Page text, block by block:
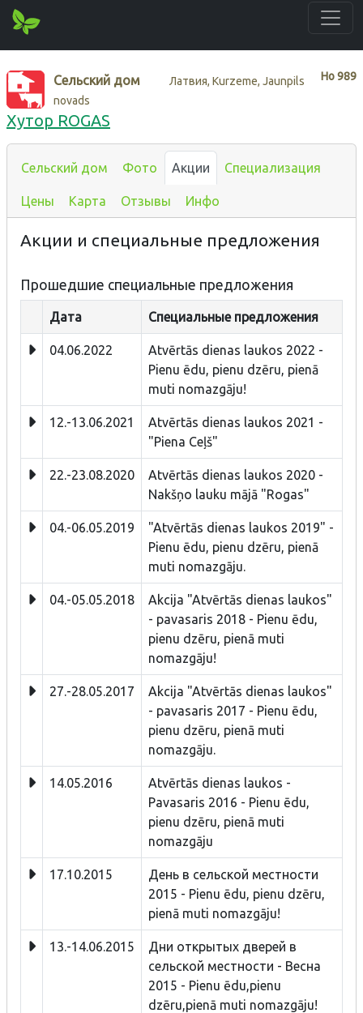
Нo989
Сельский дом
Латвия, Kurzeme, Jaunpils
novads
Хутор ROGAS
Сельский дом Фото Акции Специализация
Цены Карта Отзывы Инфо
Акции и специальные предложения
Прошедшие специальные предложения
Дата Специальные предложения
04.06.2022
Atvērtās dienas laukos 2022 -
Pienu ēdu, pienu dzēru, pienā
muti nomazgāju!
12.-13.06.2021
Atvērtās dienas laukos 2021 -
"Piena Ceļš"
22.-23.08.2020
Atvērtās dienas laukos 2020 -
Nakšņo lauku mājā "Rogas"
04.-06.05.2019
"Atvērtās dienas laukos 2019" -
Pienu ēdu, pienu dzēru, pienā
muti nomazgāju.
04.-05.05.2018
Akcija "Atvērtās dienas laukos"
- pavasaris 2018 - Pienu ēdu,
pienu dzēru, pienā muti
nomazgāju!
27.-28.05.2017
Akcija "Atvērtās dienas laukos"
- pavasaris 2017 - Pienu ēdu,
pienu dzēru, pienā muti
nomazgāju.
14.05.2016
Atvērtās dienas laukos -
Pavasaris 2016 - Pienu ēdu,
pienu dzēru, pienā muti
nomazgāju
17.10.2015
День в сельской местности
2015 - Pienu ēdu, pienu dzēru,
pienā muti nomazgāju!
13.-14.06.2015
Дни открытых дверей в
сельской местности - Bесна
2015 - Pienu ēdu,pienu
dzēru,pienā muti nomazgāju!